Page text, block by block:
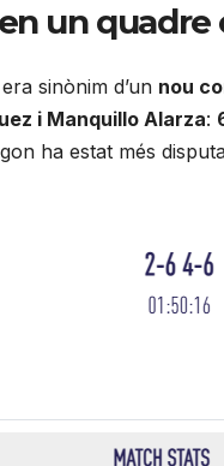
un quadre
sinònim d’un nou
i Manquillo Alarza:
ha estat més